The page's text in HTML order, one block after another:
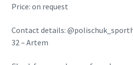
Price: on request
Contact details:
32 – Artem